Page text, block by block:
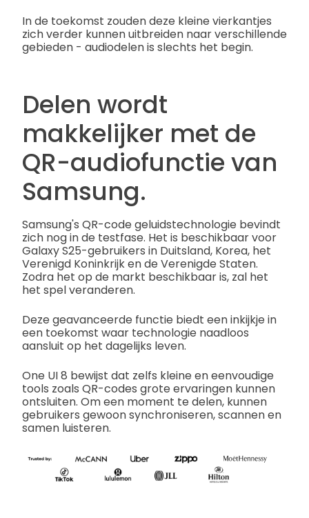
In de toekomst zouden deze kleine vierkantjes
zich verder kunnen uitbreiden naar verschillende
gebieden - audiodelen is slechts het begin.
Delen wordt
makkelijker met de
QR-audiofunctie van
Samsung.
Samsung's QR-code geluidstechnologie bevindt
zich nog in de testfase. Het is beschikbaar voor
Galaxy S25-gebruikers in Duitsland, Korea, het
Verenigd Koninkrijk en de Verenigde Staten.
Zodra het op de markt beschikbaar is, zal het
het spel veranderen.
Deze geavanceerde functie biedt een inkijkje in
een toekomst waar technologie naadloos
aansluit op het dagelijks leven.
One UI 8 bewijst dat zelfs kleine en eenvoudige
tools zoals QR-codes grote ervaringen kunnen
ontsluiten. Om een moment te delen, kunnen
gebruikers gewoon synchroniseren, scannen en
samen luisteren.